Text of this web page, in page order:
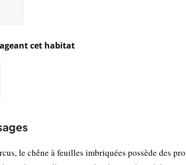
cet habitat
le chêne à feuilles imbriquées possède des